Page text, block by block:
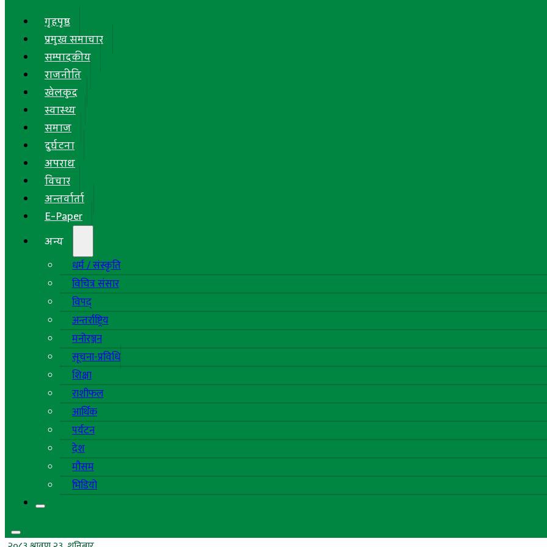
गृहपृष्ठ
प्रमुख समाचार
सम्पादकीय
राजनीति
खेलकुद
स्वास्थ्य
समाज
दुर्घटना
अपराध
विचार
अन्तर्वार्ता
E-Paper
अन्य
धर्म / संस्कृति
विचित्र संसार
विपद्
अन्तर्राष्ट्रिय
मनोरञ्जन
सूचना-प्रविधि
शिक्षा
राशीफल
आर्थिक
पर्यटन
देश
मौसम
भिडियो